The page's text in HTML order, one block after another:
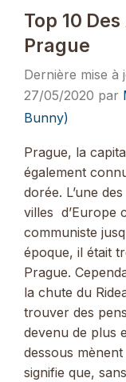
Top 10
Prague
27/05/2020 par
Bunny)
Prague, la
également
dorée. L’une
villes d’Europe
communiste
époque, il était
Prague.
la chute du
trouver des
devenu de plus
dessous
signifie que,